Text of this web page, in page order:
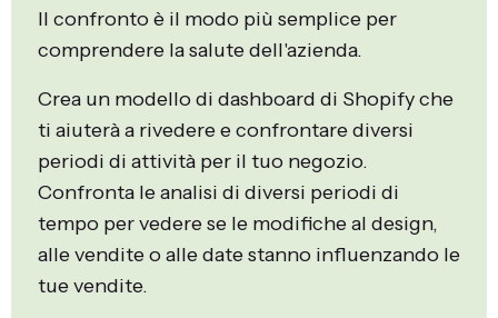
Il confronto è il modo più semplice per
comprendere la salute dell'azienda.
Crea un modello di dashboard di Shopify che
ti aiuterà a rivedere e confrontare diversi
periodi di attività per il tuo negozio.
Confronta le analisi di diversi periodi di
tempo per vedere se le modifiche al design,
alle vendite o alle date stanno influenzando le
tue vendite.